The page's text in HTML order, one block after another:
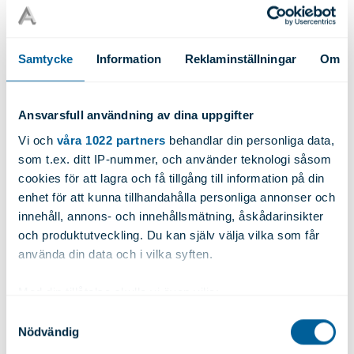
Samtycke Information Reklaminställningar Om
Ansvarsfull användning av dina uppgifter
Vi och våra 1022 partners behandlar din personliga data,
som t.ex. ditt IP-nummer, och använder teknologi såsom
cookies för att lagra och få tillgång till information på din
enhet för att kunna tillhandahålla personliga annonser och
innehåll, annons- och innehållsmätning, åskådarinsikter
och produktutveckling. Du kan själv välja vilka som får
använda din data och i vilka syften.
som kan ha en noggrannhet på upp till flera meter
Nödvändig
Vikt:4.290
Artnr: 1864
6060T6/T66 Höjd:
Diameter:N/A Längd:6000